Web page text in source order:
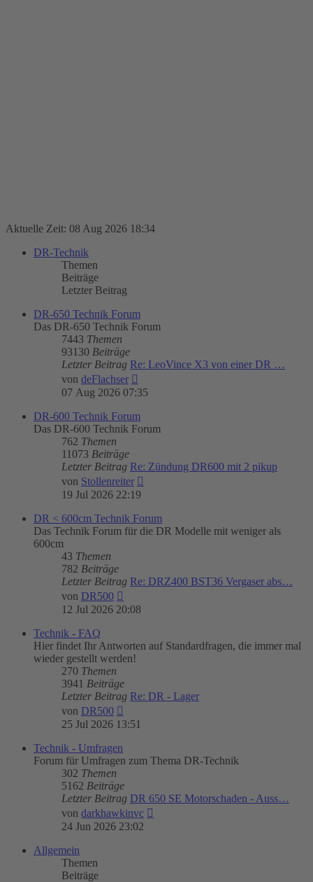
Aktuelle Zeit: 08 Aug 2026 18:34
DR-Technik
Themen
Beiträge
Letzter Beitrag
DR-650 Technik Forum
Das DR-650 Technik Forum
7443 Themen
93130 Beiträge
Letzter Beitrag Re: LeoVince X3 von einer DR …
von deFlachser
Beitrag
07 Aug 2026 07:35
DR-600 Technik Forum
Das DR-600 Technik Forum
762 Themen
11073 Beiträge
Letzter Beitrag Re: Zündung DR600 mit 2 pikup
von Stollenreiter
19 Jul 2026 22:19
DR < 600cm Technik Forum
Das Technik Forum für die DR Modelle mit weniger als
600cm
43 Themen
782 Beiträge
Letzter Beitrag Re: DRZ400 BST36 Vergaser abs…
von DR500
Beitrag
12 Jul 2026 20:08
Technik - FAQ
Hier findet Ihr Antworten auf Standardfragen, die immer mal
wieder gestellt werden!
270 Themen
3941 Beiträge
Letzter Beitrag Re: DR - Lager
von DR500
Beitrag
25 Jul 2026 13:51
Technik - Umfragen
Forum für Umfragen zum Thema DR-Technik
302 Themen
5162 Beiträge
Letzter Beitrag DR 650 SE Motorschaden - Auss…
von darkhawkinvc
24 Jun 2026 23:02
Allgemein
Themen
Beiträge